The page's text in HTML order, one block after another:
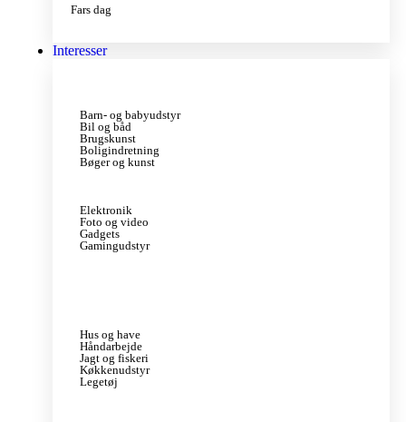
Fars dag
Interesser
Barn- og babyudstyr
Bil og båd
Brugskunst
Boligindretning
Bøger og kunst
Elektronik
Foto og video
Gadgets
Gamingudstyr
Hus og have
Håndarbejde
Jagt og fiskeri
Køkkenudstyr
Legetøj